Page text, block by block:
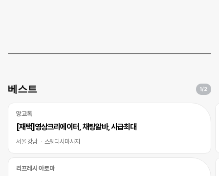
베스트 1/2
망고톡
[재택]영상크리에이터, 채팅알바, 시급최대
서울 강남 스웨디시마사지
리프레시 아로마